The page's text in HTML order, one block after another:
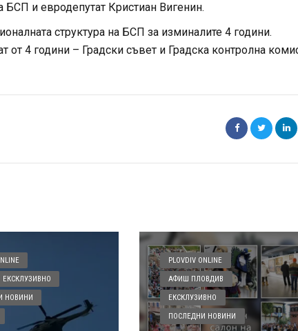
и евродепутат Кристиан Вигенин.
структура на БСП за изминалите 4 години.
от 4 години – Градски съвет и Градска контролна
ЕКСКЛУЗИВНО
НОВИНИ
PLOVDIV ONLINE
АФИШ ПЛОВДИВ
ЕКСКЛУЗИВНО
ПОСЛЕДНИ НОВИНИ